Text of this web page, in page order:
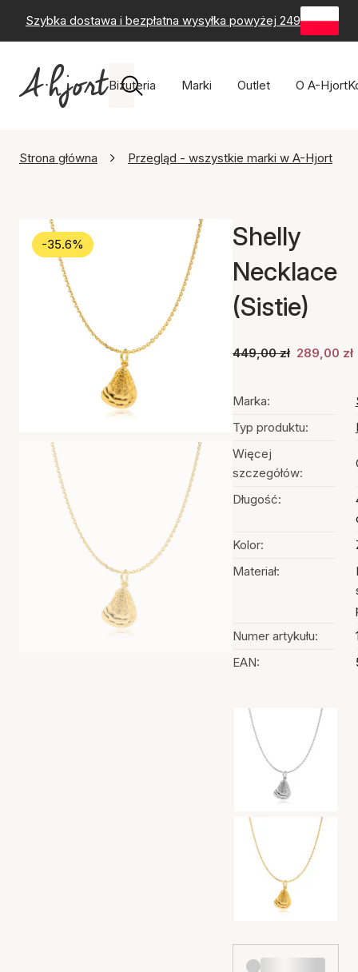
Szybka dostawa i bezpłatna wysyłka powyżej 249 zł -
Biżuteria Marki Outlet O A-Hjort
Strona główna Przegląd - wszystkie marki w A-Hjort
-35.6%
Shelly
Necklace
(Sistie)
449,00 zł 289,00 zł
Marka:
Typ produktu:
Więcej
szczegółów:
Długość:
Kolor:
Materiał:
Numer artykułu:
EAN:
Wybór kolorów